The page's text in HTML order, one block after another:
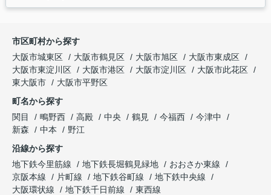
市区町村から探す
大阪市城東区
大阪市鶴見区 大阪市旭区
大阪市東成区
大阪市東淀川区
大阪市港区 大阪市淀川区
大阪市此花区
東大阪市
大阪市平野区
町名から探す
関目
鴫野西 高殿 中央 鶴見 今福西
今津中
新森
中本
野江
沿線から探す
地下鉄今里筋線
地下鉄長堀鶴見緑地
おおさか東線
京阪本線
片町線 地下鉄谷町線
地下鉄中央線
大阪環状線
地下鉄千日前線
東西線